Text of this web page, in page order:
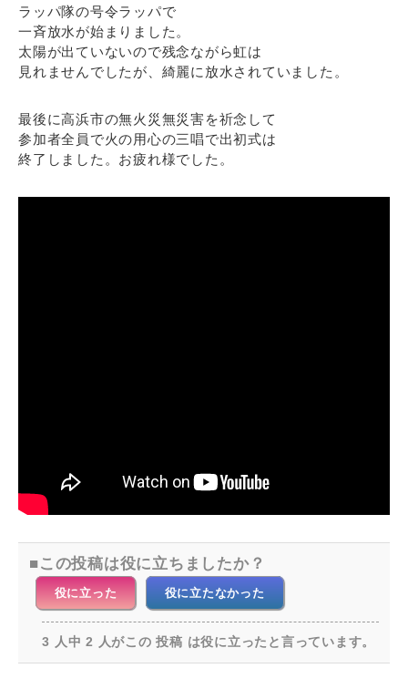
ラッパ隊の号令ラッパで
一斉放水が始まりました。
太陽が出ていないので残念ながら虹は
見れませんでしたが、綺麗に放水されていました。
最後に高浜市の無火災無災害を祈念して
参加者全員で火の用心の三唱で出初式は
終了しました。お疲れ様でした。
この投稿は役に立ちましたか？
役に立った 役に立たなかった
3 人中 2 人がこの 投稿 は役に立ったと言っています。